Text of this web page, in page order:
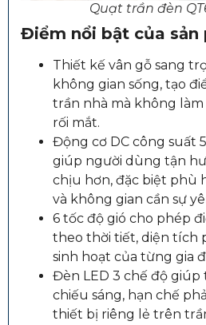
Quạt trần đèn
Điểm nổi bật của sản
Thiết kế vân gỗ sang
không gian sống, tạo
trần nhà mà không
rối mắt.
Động cơ DC công suất
giúp người dùng tận
chịu hơn, đặc biệt phù
và không gian cần sự
6 tốc độ gió cho phép
theo thời tiết, diện tích
sinh hoạt của từng gia
Đèn LED 3 chế độ giúp
chiếu sáng, hạn chế
thiết bị riêng lẻ trên